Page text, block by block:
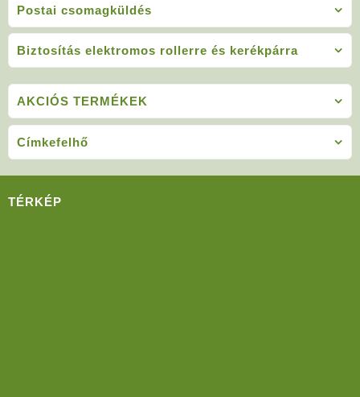
Postai csomagküldés
Biztosítás elektromos rollerre és kerékpárra
AKCIÓS TERMÉKEK
Címkefelhő
TÉRKÉP